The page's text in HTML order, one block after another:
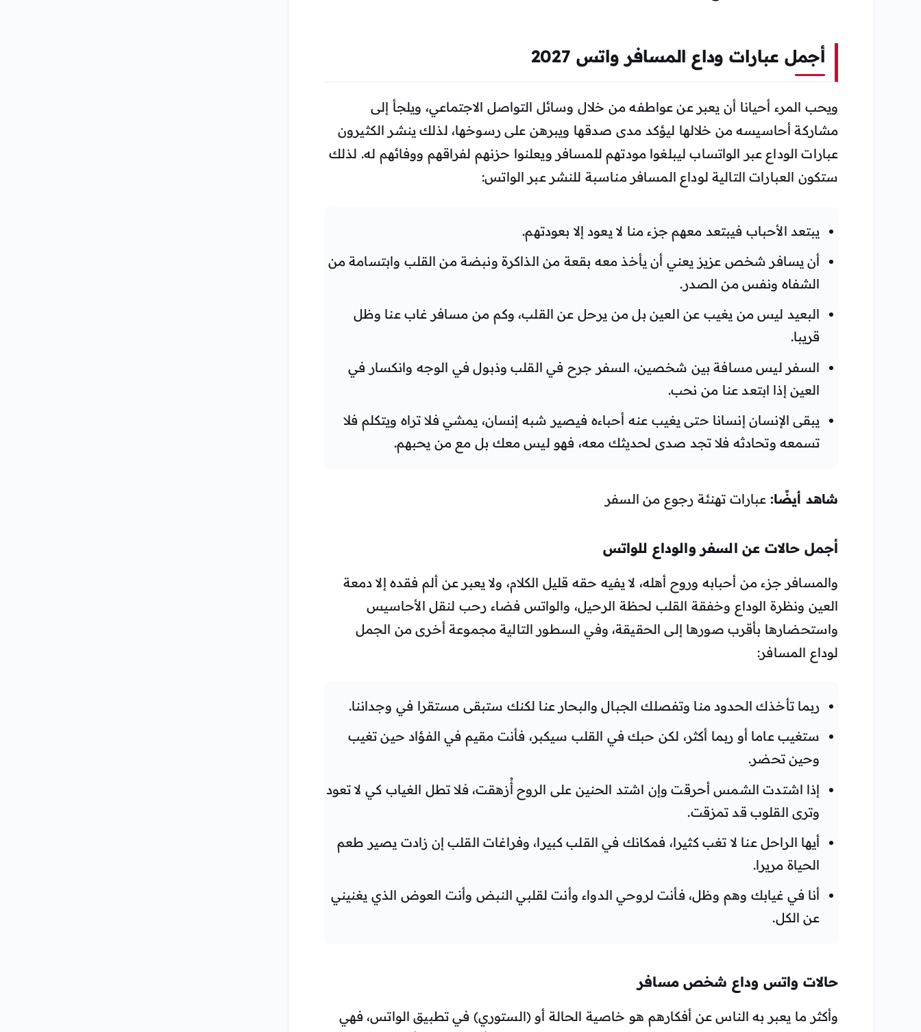
أجمل عبارات وداع المسافر واتس 2027
ويحب المرء أحيانا أن يعبر عن عواطفه من خلال وسائل التواصل الاجتماعي، ويلجأ إلى
مشاركة أحاسيسه من خلالها ليؤكد مدى صدقها ويبرهن على رسوخها، لذلك ينشر الكثيرون
عبارات الوداع عبر الواتساب ليبلغوا مودتهم للمسافر ويعلنوا حزنهم لفراقهم ووفائهم له. لذلك
ستكون العبارات التالية لوداع المسافر مناسبة للنشر عبر الواتس:
يبتعد الأحباب فيبتعد معهم جزء منا لا يعود إلا بعودتهم.
أن يسافر شخص عزيز يعني أن يأخذ معه بقعة من الذاكرة ونبضة من القلب وابتسامة من
الشفاه ونفس من الصدر.
البعيد ليس من يغيب عن العين بل من يرحل عن القلب، وكم من مسافر غاب عنا وظل
قريبا.
السفر ليس مسافة بين شخصين، السفر جرح في القلب وذبول في الوجه وانكسار في
العين إذا ابتعد عنا من نحب.
يبقى الإنسان إنسانا حتى يغيب عنه أحباءه فيصير شبه إنسان، يمشي فلا تراه ويتكلم فلا
تسمعه وتحادثه فلا تجد صدى لحديثك معه، فهو ليس معك بل مع من يحبهم.
شاهد أيضًا: عبارات تهنئة رجوع من السفر
أجمل حالات عن السفر والوداع للواتس
والمسافر جزء من أحبابه وروح أهله، لا يفيه حقه قليل الكلام، ولا يعبر عن ألم فقده إلا دمعة
العين ونظرة الوداع وخفقة القلب لحظة الرحيل، والواتس فضاء رحب لنقل الأحاسيس
واستحضارها بأقرب صورها إلى الحقيقة، وفي السطور التالية مجموعة أخرى من الجمل
لوداع المسافر:
ربما تأخذك الحدود منا وتفصلك الجبال والبحار عنا لكنك ستبقى مستقرا في وجداننا.
ستغيب عاما أو ربما أكثر، لكن حبك في القلب سيكبر، فأنت مقيم في الفؤاد حين تغيب
وحين تحضر.
إذا اشتدت الشمس أحرقت وإن اشتد الحنين على الروح أُزهقت، فلا تطل الغياب كي لا تعود
وترى القلوب قد تمزقت.
أيها الراحل عنا لا تغب كثيرا، فمكانك في القلب كبيرا، وفراغات القلب إن زادت يصير طعم
الحياة مريرا.
أنا في غيابك وهم وظل، فأنت لروحي الدواء وأنت لقلبي النبض وأنت العوض الذي يغنيني
عن الكل.
حالات واتس وداع شخص مسافر
وأكثر ما يعبر به الناس عن أفكارهم هو خاصية الحالة أو (الستوري) في تطبيق الواتس، فهي